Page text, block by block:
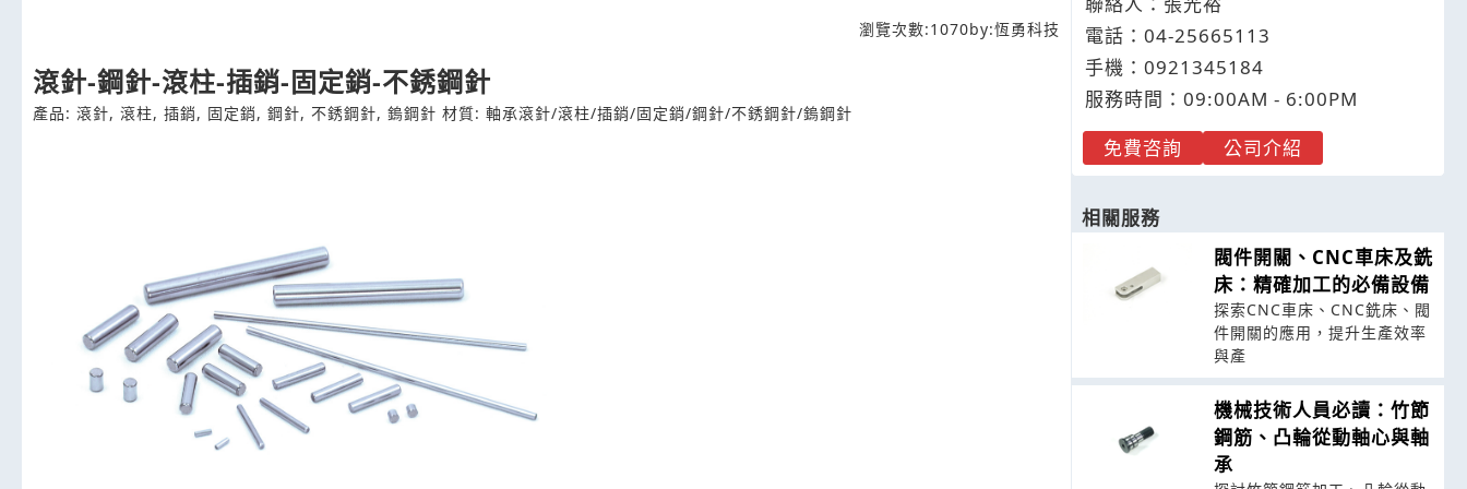
瀏覽次數:1070by:恆勇科技
滾針-鋼針-滾柱-插銷-固定銷-不銹鋼針
產品: 滾針, 滾柱, 插銷, 固定銷, 鋼針, 不銹鋼針, 鎢鋼針 材質: 軸承滾針/滾柱/插銷/固定銷/鋼針/不銹鋼針/鎢鋼針
電話： 04-25665113
手機： 0921 345184
服務時間：09:00AM - 6:00PM
免費咨詢
公司介紹
相關服務
閥件開關、CNC車床及銑
床：精確加工的必備設備
探索CNC車床、CNC銑床、閥
件開關的應用，提升生產效率
與產
機械技術人員必讀：竹節
鋼筋、凸輪從動軸心與軸
承